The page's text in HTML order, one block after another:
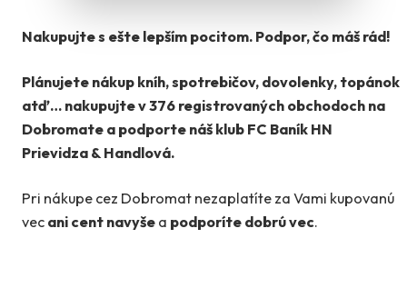
Nakupujte s ešte lepším pocitom. Podpor, čo máš rád!
Plánujete nákup kníh, spotrebičov, dovolenky, topánok
atď… nakupujte v 376 registrovaných obchodoch na
Dobromate a podporte náš klub FC Baník HN
Prievidza & Handlová.
Pri nákupe cez Dobromat nezaplatíte za Vami kupovanú
vec ani cent navyše a podporíte dobrú vec.